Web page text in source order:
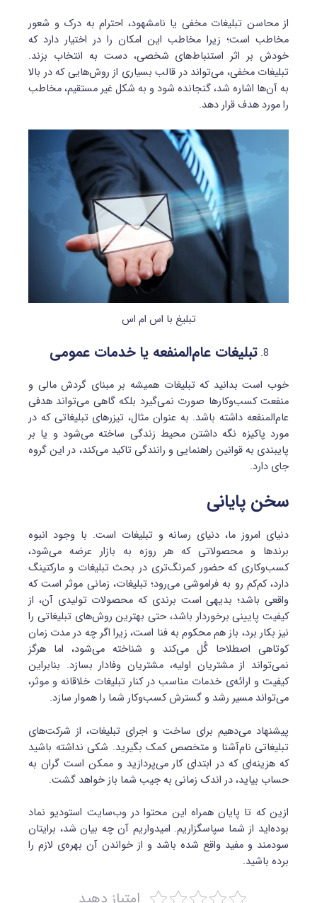
از محاسن تبلیغات مخفی یا نامشهود، احترام به درک و شعور
مخاطب است؛ زیرا مخاطب این امکان را در اختیار دارد که
خودش بر اثر استنباط‌های شخصی، دست به انتخاب بزند.
تبلیغات مخفی، می‌تواند در قالب بسیاری از روش‌هایی که در بالا
به آن‌ها اشاره شد، گنجانده شود و به شکل غیر مستقیم، مخاطب
را مورد هدف قرار دهد.
تبلیغ با اس ام اس
تبلیغات عام‌المنفعه یا خدمات عمومی
خوب است بدانید که تبلیغات همیشه بر مبنای گردش مالی و
منفعت کسب‌وکارها صورت نمی‌گیرد بلکه گاهی می‌تواند هدفی
عام‌المنفعه داشته باشد. به عنوان مثال، تیزرهای تبلیغاتی که در
مورد پاکیزه نگه داشتن محیط زندگی ساخته می‌شود و یا بر
پایبندی به قوانین راهنمایی و رانندگی تاکید می‌کند، در این گروه
جای دارد.
سخن پایانی
دنیای امروز ما، دنیای رسانه و تبلیغات است. با وجود انبوه
برندها و محصولاتی که هر روزه به بازار عرضه می‌شود،
کسب‌وکاری که حضور کمرنگ‌تری در بحث تبلیغات و مارکتینگ
دارد، کم‌کم رو به فراموشی می‌رود؛ تبلیغات، زمانی موثر است که
واقعی باشد؛ بدیهی است برندی که محصولات تولیدی آن، از
کیفیت پایینی برخوردار باشد، حتی بهترین روش‌های تبلیغاتی را
نیز بکار برد، باز هم محکوم به فنا است، زیرا اگر چه در مدت زمان
کوتاهی اصطلاحا گُل می‌کند و شناخته می‌شود، اما هرگز
نمی‌تواند از مشتریان اولیه، مشتریان وفادار بسازد. بنابراین
کیفیت و ارائه‌ی خدمات مناسب در کنار تبلیغات خلاقانه و موثر،
می‌تواند مسیر رشد و گسترش کسب‌وکار شما را هموار سازد.
پیشنهاد می‌دهیم برای ساخت و اجرای تبلیغات، از شرکت‌های
تبلیغاتی نام‌آشنا و متخصص کمک بگیرید. شکی نداشته باشید
که هزینه‌ای که در ابتدای کار می‌پردازید و ممکن است گران به
حساب بیاید، در اندک زمانی به جیب شما باز خواهد گشت.
ازین که تا پایان همراه این محتوا در وب‌سایت استودیو نماد
بوده‌اید از شما سپاسگزاریم. امیدواریم آن چه بیان شد، برایتان
سودمند و مفید واقع شده باشد و از خواندن آن بهره‌ی لازم را
برده باشید.
امتیاز دهید